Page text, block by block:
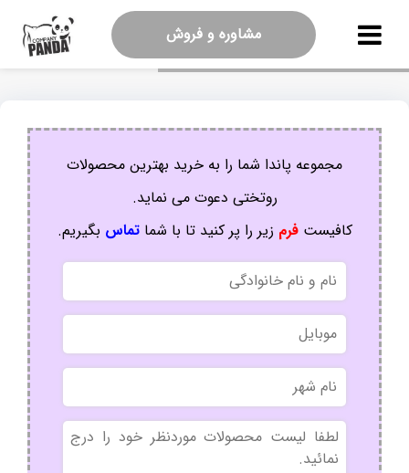
مشاوره و فروش
مجموعه پاندا شما را به خرید بهترین محصولات
روتختی دعوت می نماید.
کافیستفرم زیر را پر کنید تا با شماتماس بگیریم.
نام
و
نام
خانوادگی
موبایل
نام
شهر
بدون
عنوان